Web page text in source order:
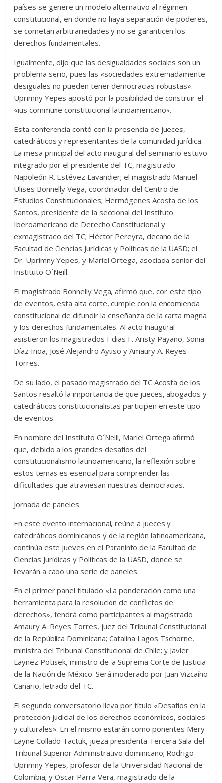
países se genere un modelo alternativo al régimen
constitucional, en donde no haya separación de poderes,
se cometan arbitrariedades y no se garanticen los
derechos fundamentales.
Igualmente, dijo que las desigualdades sociales son un
problema serio, pues las «sociedades extremadamente
desiguales no pueden tener democracias robustas».
Uprimny Yepes apostó por la posibilidad de construir el
«ius commune constitucional latinoamericano».
Esta conferencia contó con la presencia de jueces,
catedráticos y representantes de la comunidad jurídica.
La mesa principal del acto inaugural del seminario estuvo
integrado por el presidente del TC, magistrado
Napoleón R. Estévez Lavandier; el magistrado Manuel
Ulises Bonnelly Vega, coordinador del Centro de
Estudios Constitucionales; Hermógenes Acosta de los
Santos, presidente de la seccional del Instituto
Iberoamericano de Derecho Constitucional y
exmagistrado del TC; Héctor Pereyra, decano de la
Facultad de Ciencias Jurídicas y Políticas de la UASD; el
Dr. Uprimny Yepes, y Mariel Ortega, asociada senior del
Instituto O´Neill.
El magistrado Bonnelly Vega, afirmó que, con este tipo
de eventos, esta alta corte, cumple con la encomienda
constitucional de difundir la enseñanza de la carta magna
y los derechos fundamentales. Al acto inaugural
asistieron los magistrados Fidias F. Aristy Payano, Sonia
Díaz Inoa, José Alejandro Ayuso y Amaury A. Reyes
Torres.
De su lado, el pasado magistrado del TC Acosta de los
Santos resaltó la importancia de que jueces, abogados y
catedráticos constitucionalistas participen en este tipo
de eventos.
En nombre del Instituto O´Neill, Mariel Ortega afirmó
que, debido a los grandes desafíos del
constitucionalismo latinoamericano, la reflexión sobre
estos temas es esencial para comprender las
dificultades que atraviesan nuestras democracias.
Jornada de paneles
En este evento internacional, reúne a jueces y
catedráticos dominicanos y de la región latinoamericana,
continúa este jueves en el Paraninfo de la Facultad de
Ciencias Jurídicas y Políticas de la UASD, donde se
llevarán a cabo una serie de paneles.
En el primer panel titulado «La ponderación como una
herramienta para la resolución de conflictos de
derechos», tendrá como participantes al magistrado
Amaury A. Reyes Torres, juez del Tribunal Constitucional
de la República Dominicana; Catalina Lagos Tschorne,
ministra del Tribunal Constitucional de Chile; y Javier
Laynez Potisek, ministro de la Suprema Corte de Justicia
de la Nación de México. Será moderado por Juan Vizcaíno
Canario, letrado del TC.
El segundo conversatorio lleva por título «Desafíos en la
protección judicial de los derechos económicos, sociales
y culturales». En el mismo estarán como ponentes Mery
Layne Collado Tactuk, jueza presidenta Tercera Sala del
Tribunal Superior Administrativo dominicano; Rodrigo
Uprimny Yepes, profesor de la Universidad Nacional de
Colombia; y Oscar Parra Vera, magistrado de la